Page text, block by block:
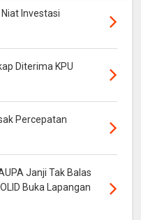
Investasi
Diterima KPU
Percepatan
Janji Tak Balas
Buka Lapangan